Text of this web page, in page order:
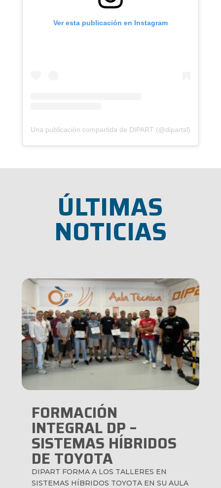
Ver esta publicación en Instagram
Una publicación compartida de DIPART (@dipartsl)
ÚLTIMAS
NOTICIAS
FORMACIÓN
INTEGRAL DP –
SISTEMAS HÍBRIDOS
DE TOYOTA
DIPART FORMA A LOS TALLERES EN
SISTEMAS HÍBRIDOS TOYOTA EN SU AULA